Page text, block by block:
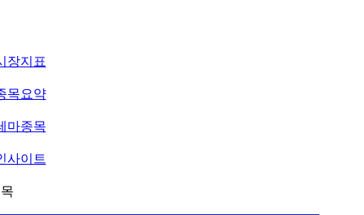
장지표
목요약
마종목
사이트